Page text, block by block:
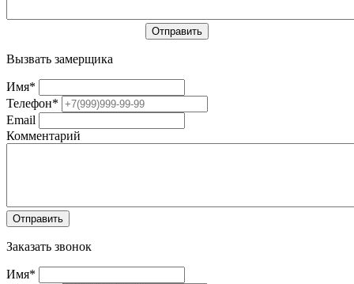
Вызвать замерщика
Имя*
Телефон*
Email
Комментарий
Заказать звонок
Имя*